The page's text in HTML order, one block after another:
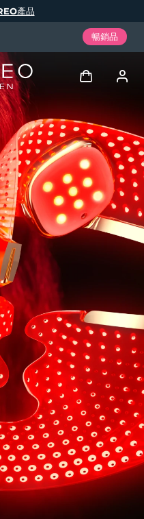
產品
暢銷品
登入
用戶信息
我的設備
我的訂單
暢銷產品
Español
Português
Русский
繁體中文
預計送達日期 8/9/26
預計送達日期8/8/26
預計送達日期8/8/26
預計送達日期 8/11/26
預計送達日期8/8/26